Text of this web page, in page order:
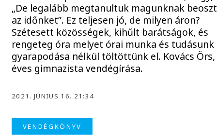
„De legalább megtanultuk magunknak
az időnket”. Ez teljesen jó, de milyen áron?
Szétesett közösségek, kihűlt barátságok, és
rengeteg óra melyet órai munka és tudásunk
gyarapodása nélkül töltöttünk el. Kovács Örs,
éves gimnazista vendégírása.
2021. JÚNIUS 16. 21:34
VENDÉGKÖNYV